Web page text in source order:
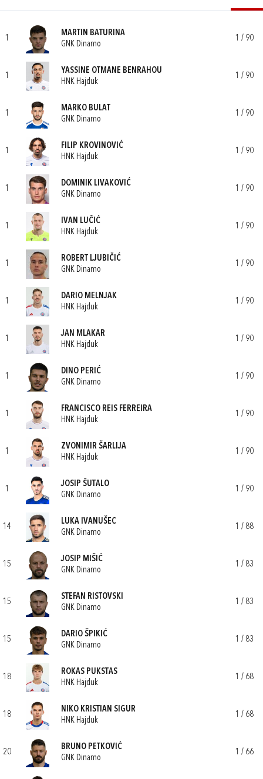
1
MARTIN BATURINA
GNK Dinamo
1 / 90
1
YASSINE OTMANE BENRAHOU
HNK Hajduk
1 / 90
1
MARKO BULAT
GNK Dinamo
1 / 90
1
FILIP KROVINOVIĆ
HNK Hajduk
1 / 90
1
DOMINIK LIVAKOVIĆ
GNK Dinamo
1 / 90
1
IVAN LUČIĆ
HNK Hajduk
1 / 90
1
ROBERT LJUBIČIĆ
GNK Dinamo
1 / 90
1
DARIO MELNJAK
HNK Hajduk
1 / 90
1
JAN MLAKAR
HNK Hajduk
1 / 90
1
DINO PERIĆ
GNK Dinamo
1 / 90
1
FRANCISCO REIS FERREIRA
HNK Hajduk
1 / 90
1
ZVONIMIR ŠARLIJA
HNK Hajduk
1 / 90
1
JOSIP ŠUTALO
GNK Dinamo
1 / 90
14
LUKA IVANUŠEC
GNK Dinamo
1 / 88
15
JOSIP MIŠIĆ
GNK Dinamo
1 / 83
15
STEFAN RISTOVSKI
GNK Dinamo
1 / 83
15
DARIO ŠPIKIĆ
GNK Dinamo
1 / 83
18
ROKAS PUKSTAS
HNK Hajduk
1 / 68
18
NIKO KRISTIAN SIGUR
HNK Hajduk
1 / 68
20
BRUNO PETKOVIĆ
GNK Dinamo
1 / 66